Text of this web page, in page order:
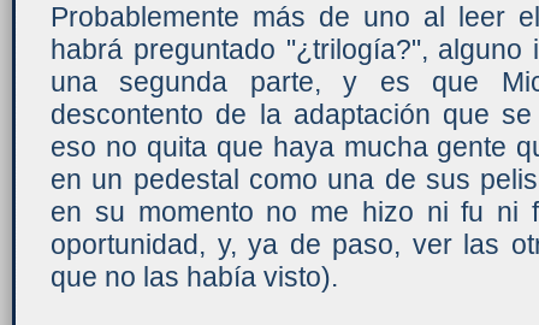
Probablemente más de uno al leer
habrá preguntado "¿trilogía?",
una segunda parte, y es que
descontento de la adaptación que
eso no quita que haya mucha gente
en un pedestal como una de sus
en su momento no me hizo ni fu ni
oportunidad, y, ya de paso, ver las
que no las había visto).